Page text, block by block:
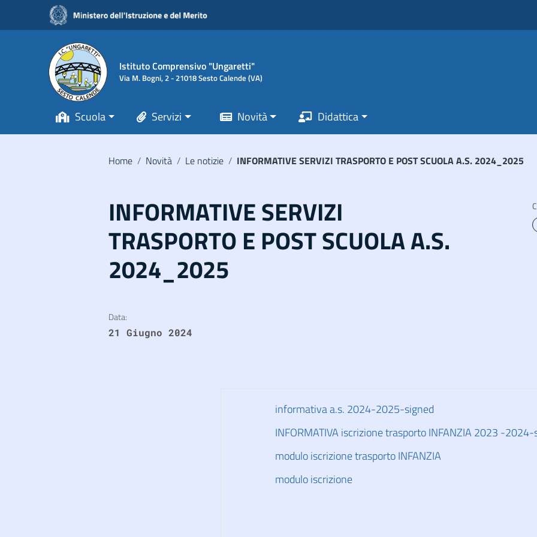
Vai ai contenuti
Vai al menu di navigazione
Vai al footer
Istituto Comprensivo "Ungaretti"
Via M. Bogni, 2 - 21018 Sesto Calende (VA)
Scuola Servizi Novità Didattica
Home / Novità / Le notizie / INFORMATIVE SERVIZI TRASPORTO E POST SCUOLA A.S. 2024_2025
INFORMATIVE SERVIZI
TRASPORTO E POST SCUOLA A.S.
2024_2025
Data:
21 Giugno 2024
informativa a.s. 2024-2025-signed
INFORMATIVA iscrizione trasporto INFANZIA 2023 -2024-
modulo iscrizione trasporto INFANZIA
modulo iscrizione